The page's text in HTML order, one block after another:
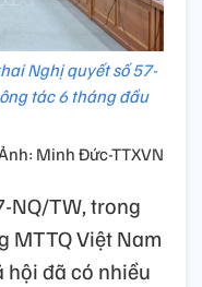
Nghị quyết số 57-
tác 6 tháng đầu
Minh Đức-TTXVN
NQ/TW, trong
MTTQ Việt Nam
hội đã có nhiều